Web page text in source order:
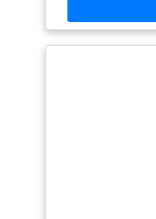
sont des
matières
poulet frais pour
de qualité à
efficace la L-
grasse 9.8%
Advanced
digestion
de fibres sur
betterave IAMS
NATURE :